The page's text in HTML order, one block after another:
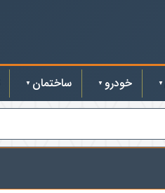
خودرو ساختمان